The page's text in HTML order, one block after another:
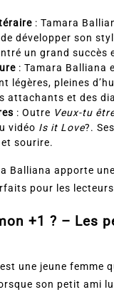
: Tamara
de développer son
un grand succès
: Tamara Balliana
légères, pleines
attachants et des
: Outre Veux-tu
vidéo Is it Love?.
sourire.
Balliana apporte
pour les
+1 ? – Les
une jeune femme
son petit ami